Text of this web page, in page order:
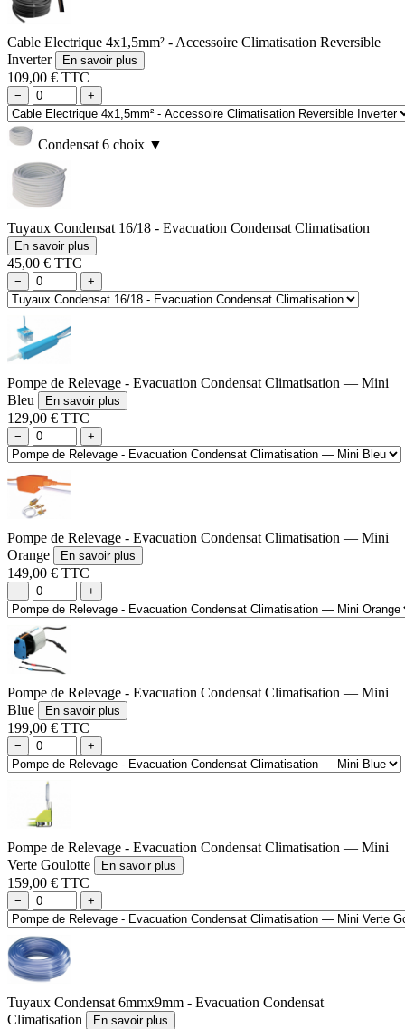
Cable Electrique 4x1,5mm² - Accessoire Climatisation Reversible
Inverter
En savoir plus
109,00 € TTC
− +
Condensat 6 choix ▼
Tuyaux Condensat 16/18 - Evacuation Condensat Climatisation
En savoir plus
45,00 € TTC
− +
Pompe de Relevage - Evacuation Condensat Climatisation — Mini
Bleu
En savoir plus
129,00 € TTC
− +
Pompe de Relevage - Evacuation Condensat Climatisation — Mini
Orange
En savoir plus
149,00 € TTC
− +
Pompe de Relevage - Evacuation Condensat Climatisation — Mini
Blue
En savoir plus
199,00 € TTC
− +
Pompe de Relevage - Evacuation Condensat Climatisation — Mini
Verte Goulotte
En savoir plus
159,00 € TTC
− +
Tuyaux Condensat 6mmx9mm - Evacuation Condensat
Climatisation
En savoir plus